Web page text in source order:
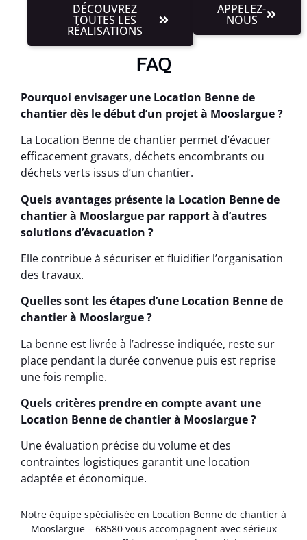
DÉCOUVREZ
TOUTES LES
RÉALISATIONS
APPELEZ-
NOUS
FAQ
Pourquoi envisager une Location Benne de
chantier dès le début d’un projet à Mooslargue ?
La Location Benne de chantier permet d’évacuer
efficacement gravats, déchets encombrants ou
déchets verts issus d’un chantier.
Quels avantages présente la Location Benne de
chantier à Mooslargue par rapport à d’autres
solutions d’évacuation ?
Elle contribue à sécuriser et fluidifier l’organisation
des travaux.
Quelles sont les étapes d’une Location Benne de
chantier à Mooslargue ?
La benne est livrée à l’adresse indiquée, reste sur
place pendant la durée convenue puis est reprise
une fois remplie.
Quels critères prendre en compte avant une
Location Benne de chantier à Mooslargue ?
Une évaluation précise du volume et des
contraintes logistiques garantit une location
adaptée et économique.
Notre équipe spécialisée en Location Benne de chantier à
Mooslargue – 68580 vous accompagnent avec sérieux